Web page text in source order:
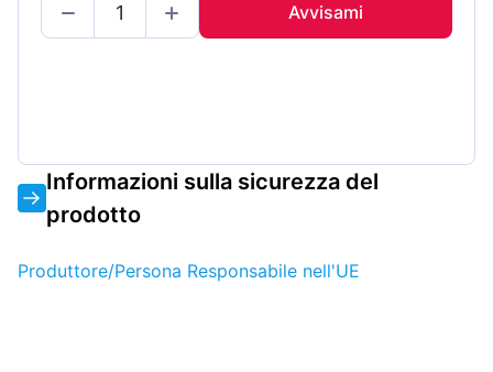
Avvisami
Informazioni sulla sicurezza del
prodotto
Produttore/Persona Responsabile nell'UE